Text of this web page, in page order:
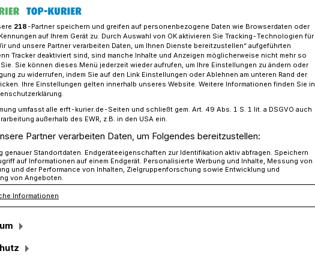
schmeckt! Am Dienstag startet der neue Feierabendmarkt​
Streetfood-Feierabendmarkt
Highlight im Veranstaltungskalender der
anstehenden Frühlings-, Sommer-
von Bedburg den neuen Streetfood-
218-Partner speichern und greifen auf personenbezogene Daten wie Browserdaten oder
auf Ihrem Gerät zu. Durch Auswahl von OK aktivieren Sie Tracking-Technologien für
und unsere Partner verarbeiten Daten, um Ihnen Dienste bereitzustellen“ aufgeführten
Tracker deaktiviert sind, sind manche Inhalte und Anzeigen möglicherweise nicht mehr so
Sie können dieses Menü jederzeit wieder aufrufen, um Ihre Einstellungen zu ändern oder
zu widerrufen, indem Sie auf den Link Einstellungen oder Ablehnen am unteren Rand der
Ihre Einstellungen gelten innerhalb unseres Website. Weitere Informationen finden Sie in
umfasst alle erft-kurier.de-Seiten und schließt gem. Art. 49 Abs. 1 S. 1 lit. a DSGVO auch
außerhalb des EWR, z.B. in den USA ein.
Partner verarbeiten Daten, um Folgendes bereitzustellen:
genauer Standortdaten. Endgeräteeigenschaften zur Identifikation aktiv abfragen. Speichern
auf Informationen auf einem Endgerät. Personalisierte Werbung und Inhalte, Messung von
und der Performance von Inhalten, Zielgruppenforschung sowie Entwicklung und
von Angeboten.
Informationen